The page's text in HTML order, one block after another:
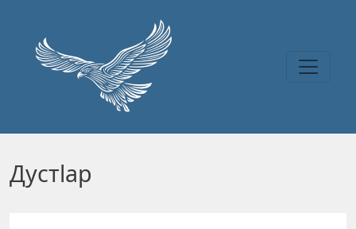
Дустlар